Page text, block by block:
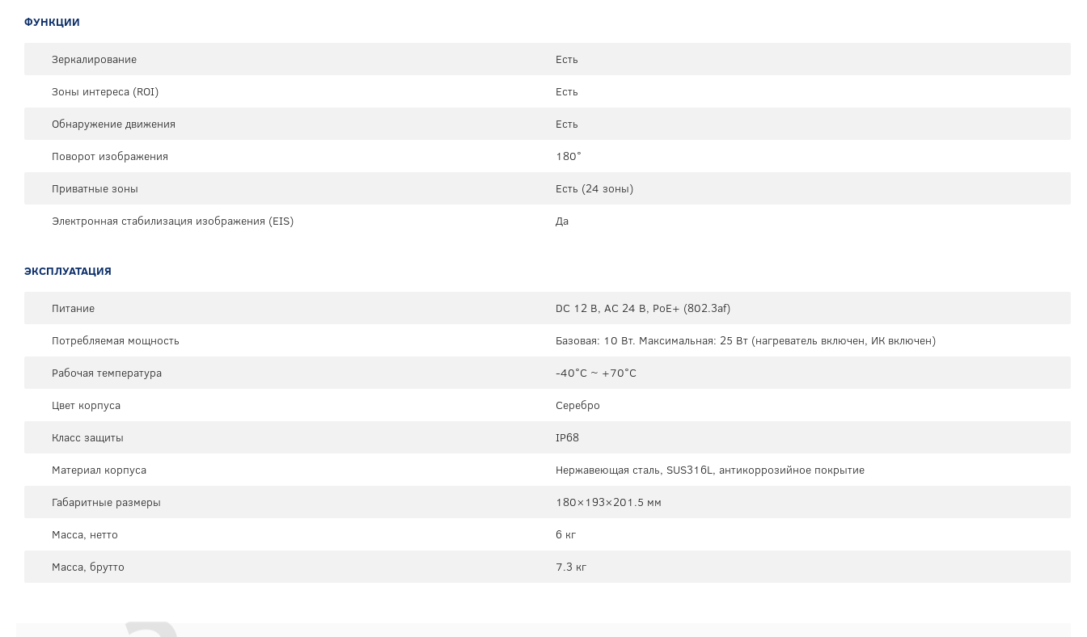
ФУНКЦИИ
Зеркалирование
Есть
Зоны интереса (ROI)
Есть
Обнаружение движения
Есть
Поворот изображения
180°
Приватные зоны
Есть (24 зоны)
Электронная стабилизация изображения (EIS)
Да
ЭКСПЛУАТАЦИЯ
Питание
DC 12 В, AC 24 В, PoE+ (802.3af)
Потребляемая мощность
Базовая: 10 Вт. Максимальная: 25 Вт (нагреватель включен, ИК включен)
Рабочая температура
-40°C ~ +70°C
Цвет корпуса
Серебро
Класс защиты
IP68
Материал корпуса
Нержавеющая сталь, SUS316L, антикоррозийное покрытие
Габаритные размеры
180×193×201.5 мм
Масса, нетто
6 кг
Масса, брутто
7.3 кг